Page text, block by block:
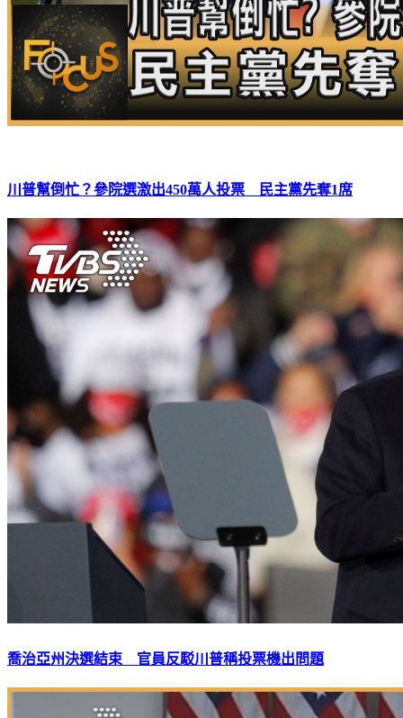
川普幫倒忙？參院選激出450萬人投票 民主黨先奪1席
喬治亞州決選結束 官員反駁川普稱投票機出問題